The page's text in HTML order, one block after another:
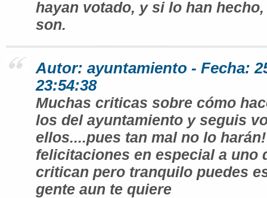
hayan votado, y si lo han
son.
Autor: ayuntamiento - Fecha:
23:54:38
Muchas criticas sobre cómo
los del ayuntamiento y seguis
ellos....pues tan mal no lo
felicitaciones en especial a uno
critican pero tranquilo puedes
gente aun te quiere